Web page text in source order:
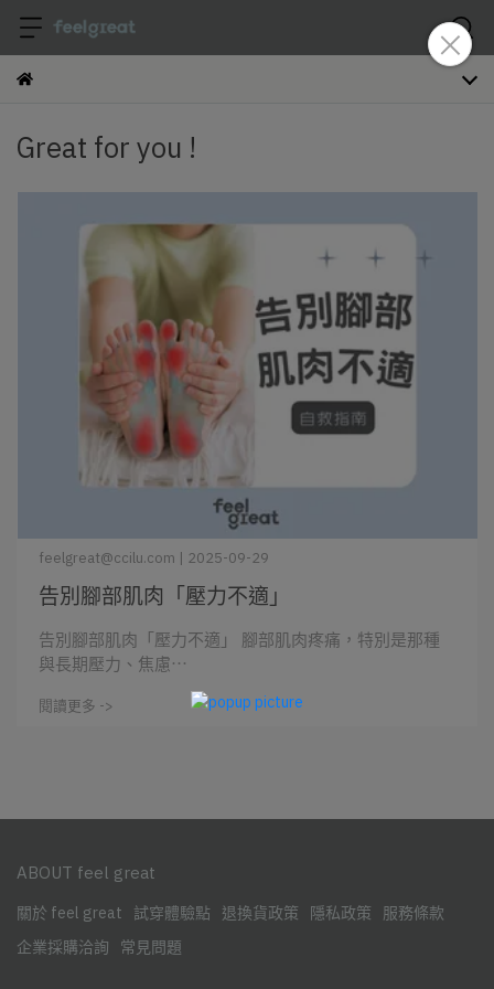
Great for you !
告別腳部肌肉「壓力不適」
feelgreat@ccilu.com | 2025-09-29
告別腳部肌肉「壓力不適」 腳部肌肉疼痛，特別是那種
與長期壓力、焦慮⋯
閱讀更多 ->
ABOUT feel great
關於 feel great 試穿體驗點 退換貨政策 隱私政策
服務條款
企業採購洽詢
常見問題